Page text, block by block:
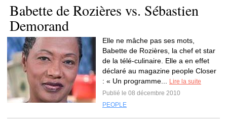
Babette de Rozières vs. Sébastien
Demorand
Elle ne mâche pas ses mots,
Babette de Rozières, la chef et star
de la télé-culinaire. Elle a en effet
déclaré au magazine people Closer
: « Un programme...
Lire la suite
Publié le 08 décembre 2010
PEOPLE